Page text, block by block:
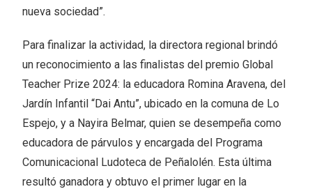
nueva sociedad”.
Para finalizar la actividad, la directora regional brindó
un reconocimiento a las finalistas del premio Global
Teacher Prize 2024: la educadora Romina Aravena, del
Jardín Infantil “Dai Antu”, ubicado en la comuna de Lo
Espejo, y a Nayira Belmar, quien se desempeña como
educadora de párvulos y encargada del Programa
Comunicacional Ludoteca de Peñalolén. Esta última
resultó ganadora y obtuvo el primer lugar en la